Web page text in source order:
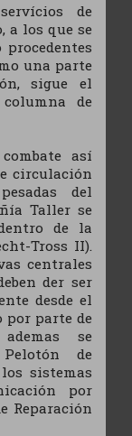
de
a los que se
una parte
sigue el
de
así
circulación
del
Taller se
de la
Tross II).
centrales
der ser
desde el
por parte de
se
de
sistemas
por
Reparación